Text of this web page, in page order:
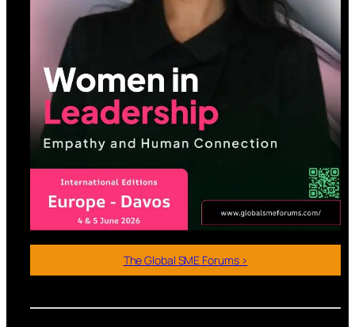
The Global SME Forums >